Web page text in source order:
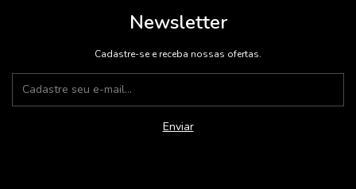
Newsletter
Cadastre-se e receba nossas ofertas.